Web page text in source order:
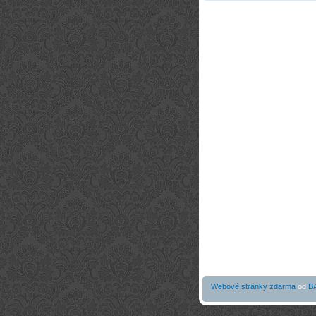
Webové stránky zdarma od